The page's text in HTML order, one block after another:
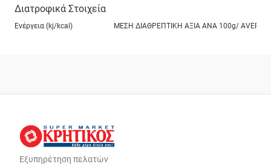
Διατροφικά Στοιχεία
Ενέργεια (kj/kcal) ΜΕΣΗ ΔΙΑΘΡΕΠΤΙΚΗ ΑΞΙΑ ANA 100g/
Εξυπηρέτηση πελατών